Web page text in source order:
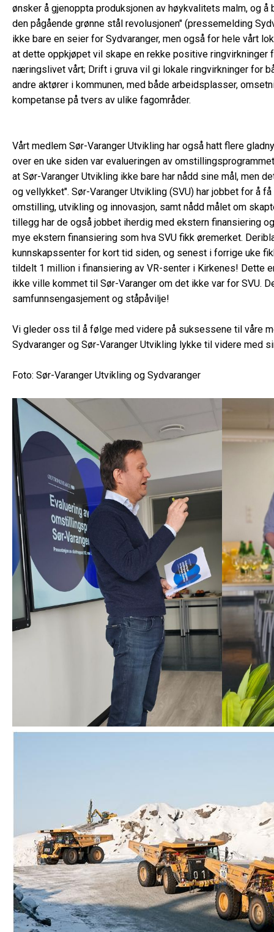
ønsker å gjenoppta produksjonen av høykvalitets malm, og
den pågående grønne stål revolusjonen" (pressemelding
ikke bare en seier for Sydvaranger, men også for hele vårt
at dette oppkjøpet vil skape en rekke positive ringvirkninger
næringslivet vårt; Drift i gruva vil gi lokale ringvirkninger for
andre aktører i kommunen, med både arbeidsplasser,
kompetanse på tvers av ulike fagområder.
Vårt medlem Sør-Varanger Utvikling har også hatt flere
over en uke siden var evalueringen av
at Sør-Varanger Utvikling ikke bare har nådd sine mål, men
og vellykket". Sør-Varanger Utvikling (SVU) har jobbet for å
omstilling, utvikling og innovasjon, samt nådd målet om
tillegg har de også jobbet iherdig med ekstern finansiering
mye ekstern finansiering som hva SVU fikk øremerket.
kunnskapssenter for kort tid siden, og senest i forrige uke
tildelt 1 million i finansiering av VR-senter i Kirkenes! Dette
ikke ville kommet til Sør-Varanger om det ikke var for SVU.
samfunnsengasjement og ståpåvilje!
Vi gleder oss til å følge med videre på suksessene til våre
Sydvaranger og Sør-Varanger Utvikling lykke til videre med
Foto: Sør-Varanger Utvikling og Sydvaranger